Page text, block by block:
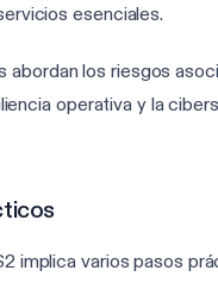
esenciales.
abordan los riesgos
operativa y la
implica varios pasos